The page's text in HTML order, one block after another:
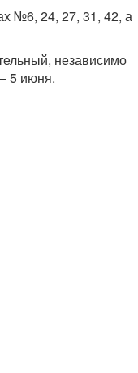
№6, 24, 27, 31, 42, а
независимо
5 июня.